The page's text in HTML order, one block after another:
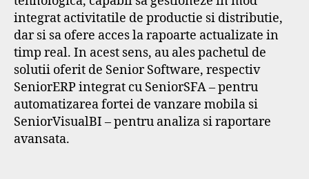
integrat activitatile de productie si distributie,
dar si sa ofere acces la rapoarte actualizate in
timp real. In acest sens, au ales pachetul de
solutii oferit de Senior Software, respectiv
SeniorERP integrat cu SeniorSFA – pentru
automatizarea fortei de vanzare mobila si
SeniorVisualBI – pentru analiza si raportare
avansata.